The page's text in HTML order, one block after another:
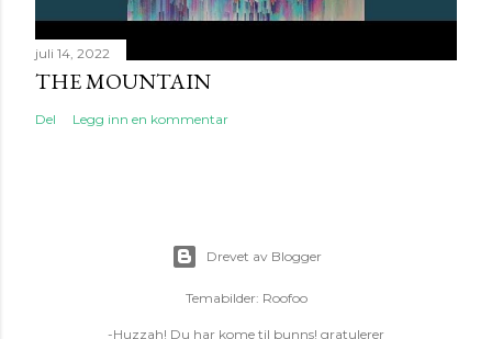
juli 14, 2022
THE MOUNTAIN
Del Legg inn en kommentar
Drevet av Blogger
Temabilder: Roofoo
-Huzzah! Du har kome til bunns! gratulerer